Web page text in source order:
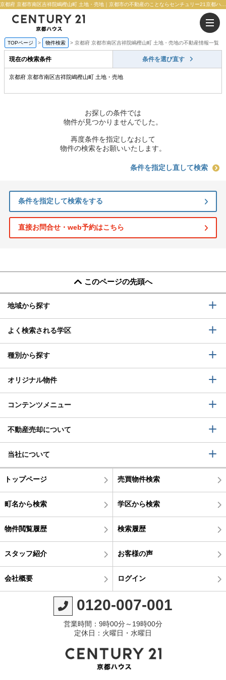
TOPページ 物件検索 京都府 京都市南区吉祥院嶋樫山町 土地・売地の不動産情報一覧
現在の検索条件 条件を選び直す
京都府 京都市南区吉祥院嶋樫山町 土地・売地
お探しの条件では
物件が見つかりませんでした。
再度条件を指定しなおして
物件の検索をお願いいたします。
条件を指定し直して検索
条件を指定して検索をする
直接お問合せ・web予約はこちら
このページの先頭へ
地域から探す
よく検索される学区
種別から探す
オリジナル物件
コンテンツメニュー
不動産売却について
当社について
トップページ 売買物件検索
町名から検索 学区から検索
物件閲覧履歴 検索履歴
スタッフ紹介 お客様の声
会社概要 ログイン
0120-007-001
営業時間：9時00分～19時00分
定休日：火曜日・水曜日